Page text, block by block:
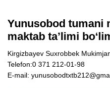
Yunusobod tumani
maktab ta’limi
Kirgizbayev Suxrobbek
Telefon:0 371 212-01-98
E-mail: